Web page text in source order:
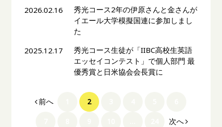
2026.02.16
秀光コース2年の伊原さんと金さんが
イエール大学模擬国連に参加しまし
た
2025.12.17
秀光コース生徒が「IIBC高校生英語
エッセイコンテスト」で個人部門 最
優秀賞と日米協会会長賞に
前へ 2
次へ